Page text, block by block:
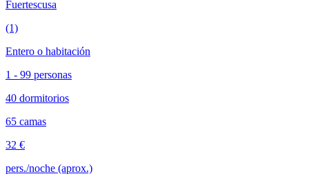
Fuertescusa
(1)
Entero o habitación
1 - 99 personas
40 dormitorios
65 camas
32 €
pers./noche (aprox.)